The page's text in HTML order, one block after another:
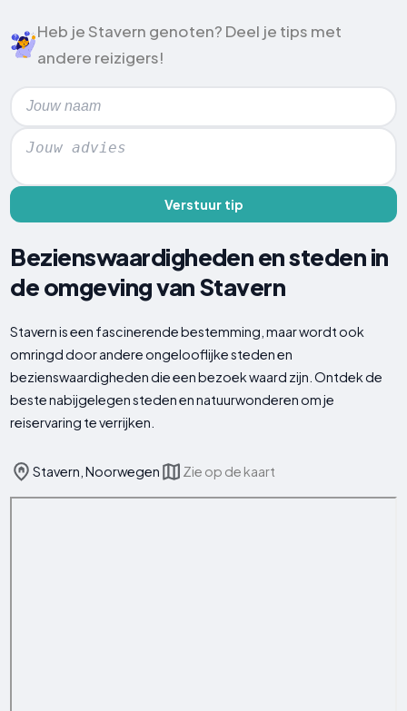
Heb je Stavern genoten? Deel je tips met
andere reizigers!
Verstuur tip
Bezienswaardigheden en steden in
de omgeving van Stavern
Stavern is een fascinerende bestemming, maar wordt ook
omringd door andere ongelooflijke steden en
bezienswaardigheden die een bezoek waard zijn. Ontdek de
beste nabijgelegen steden en natuurwonderen om je
reiservaring te verrijken.
Stavern, Noorwegen Zie op de kaart